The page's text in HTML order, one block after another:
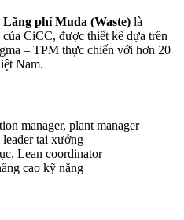
phí Muda (Waste) là
CiCC, được thiết kế dựa trên
– TPM thực chiến với hơn 20
Nam.
manager, plant manager
leader tại xưởng
Lean coordinator
cao kỹ năng